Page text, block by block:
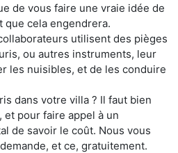
de vous faire une vraie idée de
cela engendrera.
utilisent des pièges
ou autres instruments, leur
les nuisibles, et de les conduire
dans votre villa ? Il faut bien
pour faire appel à un
de savoir le coût. Nous vous
et ce, gratuitement.